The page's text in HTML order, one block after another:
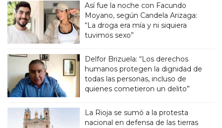
Así fue la noche con Facundo
Moyano, según Candela Arizaga:
“La droga era mía y ni siquiera
tuvimos sexo”
Delfor Brizuela: “Los derechos
humanos protegen la dignidad de
todas las personas, incluso de
quienes cometieron un delito”
La Rioja se sumó a la protesta
nacional en defensa de las tierras